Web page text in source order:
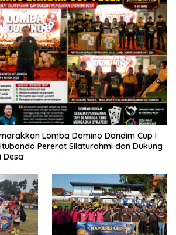
Lomba Domino Dandim Cup I
Pererat Silaturahmi dan Dukung
Desa